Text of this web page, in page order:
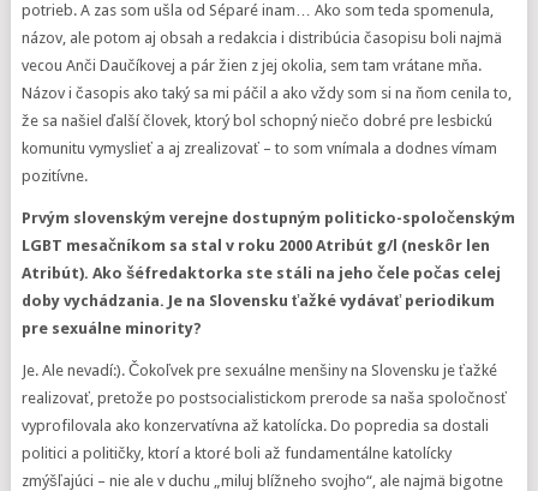
potrieb. A zas som ušla od Séparé inam… Ako som teda spomenula,
názov, ale potom aj obsah a redakcia i distribúcia časopisu boli najmä
vecou Anči Daučíkovej a pár žien z jej okolia, sem tam vrátane mňa.
Názov i časopis ako taký sa mi páčil a ako vždy som si na ňom cenila to,
že sa našiel ďalší človek, ktorý bol schopný niečo dobré pre lesbickú
komunitu vymyslieť a aj zrealizovať – to som vnímala a dodnes vímam
pozitívne.
Prvým slovenským verejne dostupným politicko-spoločenským
LGBT mesačníkom sa stal v roku 2000 Atribút g/l (neskôr len
Atribút). Ako šéfredaktorka ste stáli na jeho čele počas celej
doby vychádzania. Je na Slovensku ťažké vydávať periodikum
pre sexuálne minority?
Je. Ale nevadí:). Čokoľvek pre sexuálne menšiny na Slovensku je ťažké
realizovať, pretože po postsocialistickom prerode sa naša spoločnosť
vyprofilovala ako konzervatívna až katolícka. Do popredia sa dostali
politici a političky, ktorí a ktoré boli až fundamentálne katolícky
zmýšľajúci – nie ale v duchu „miluj blížneho svojho“, ale najmä bigotne